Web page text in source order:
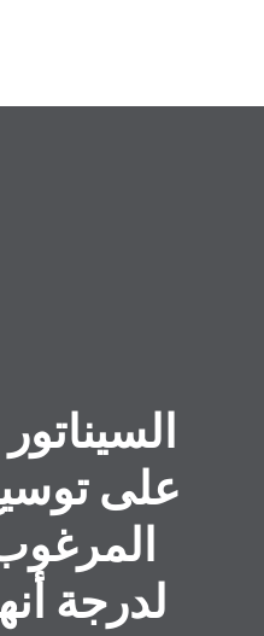
على
لدرجة